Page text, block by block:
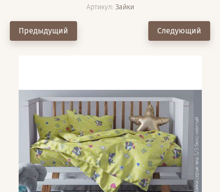
Артикул: Зайки
Предыдущий Следующий